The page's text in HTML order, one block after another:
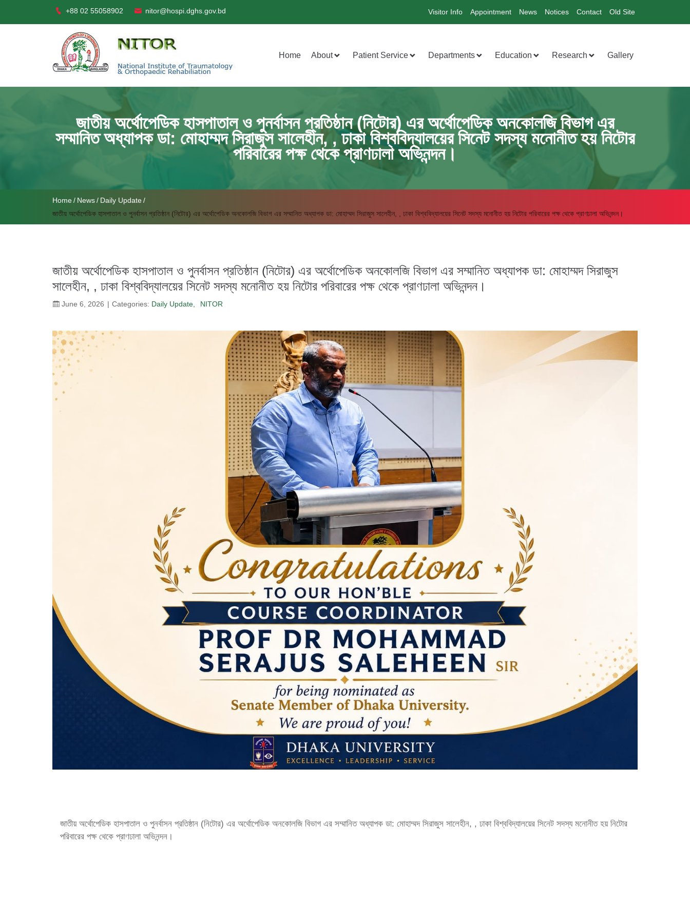
+88 02 55058902 nitor@hospi.dghs.gov.bd Visitor Info Appointment News Notices Contact Old Site
Home About Patient Service Departments Education Research Gallery
জাতীয় অর্থোপেডিক হাসপাতাল ও পুনর্বাসন প্রতিষ্ঠান (নিটোর) এর অর্থোপেডিক অনকোলজি বিভাগ এর
সম্মানিত অধ্যাপক ডা: মোহাম্মদ সিরাজুস সালেহীন, , ঢাকা বিশ্ববিদ্যালয়ের সিনেট সদস্য মনোনীত হয় নিটোর
পরিবারের পক্ষ থেকে প্রাণঢালা অভিনন্দন।
Home News
Daily Update
জাতীয় অর্থোপেডিক হাসপাতাল ও পুনর্বাসন প্রতিষ্ঠান (নিটোর) এর অর্থোপেডিক অনকোলজি বিভাগ এর সম্মানিত অধ্যাপক ডা: মোহাম্মদ সিরাজুস সালেহীন, , ঢাকা বিশ্ববিদ্যালয়ের সিনেট সদস্য মনোনীত হয় নিটোর পরিবারের পক্ষ থেকে প্রাণঢালা অভিনন্দন।
জাতীয় অর্থোপেডিক হাসপাতাল ও পুনর্বাসন প্রতিষ্ঠান (নিটোর) এর অর্থোপেডিক অনকোলজি বিভাগ এর সম্মানিত অধ্যাপক ডা: মোহাম্মদ সিরাজুস
সালেহীন, , ঢাকা বিশ্ববিদ্যালয়ের সিনেট সদস্য মনোনীত হয় নিটোর পরিবারের পক্ষ থেকে প্রাণঢালা অভিনন্দন।
June 6, 2026 Categories: Daily Update NITOR
জাতীয় অর্থোপেডিক হাসপাতাল ও পুনর্বাসন প্রতিষ্ঠান (নিটোর) এর অর্থোপেডিক অনকোলজি বিভাগ এর সম্মানিত অধ্যাপক ডা: মোহাম্মদ সিরাজুস সালেহীন, , ঢাকা বিশ্ববিদ্যালয়ের সিনেট সদস্য মনোনীত হয় নিটোর
পরিবারের পক্ষ থেকে প্রাণঢালা অভিনন্দন।